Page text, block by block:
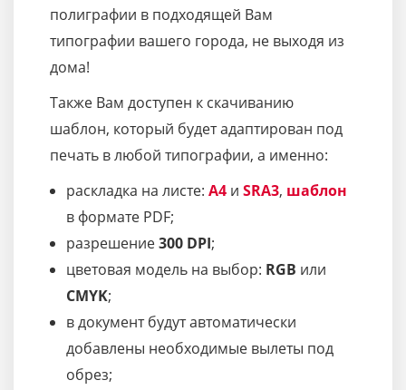
полиграфии в подходящей Вам
типографии вашего города, не выходя из
дома!
Также Вам доступен к скачиванию
шаблон, который будет адаптирован под
печать в любой типографии, а именно:
раскладка на листе: A4 и SRA3, шаблон
в формате PDF;
разрешение300 DPI;
цветовая модель на выбор: RGB или
CMYK;
в документ будут автоматически
добавлены необходимые вылеты под
обрез;